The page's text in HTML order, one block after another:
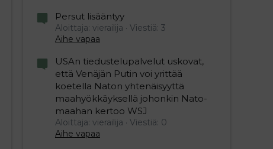
Persut lisääntyy
Aloittaja: vierailija
Viestiä: 3
Aihe vapaa
USAn tiedustelupalvelut uskovat,
että Venäjän Putin voi yrittää
koetella Naton yhtenäisyyttä
maahyökkäyksellä johonkin Nato-
maahan kertoo WSJ
Aloittaja: vierailija
Viestiä: 0
Aihe vapaa